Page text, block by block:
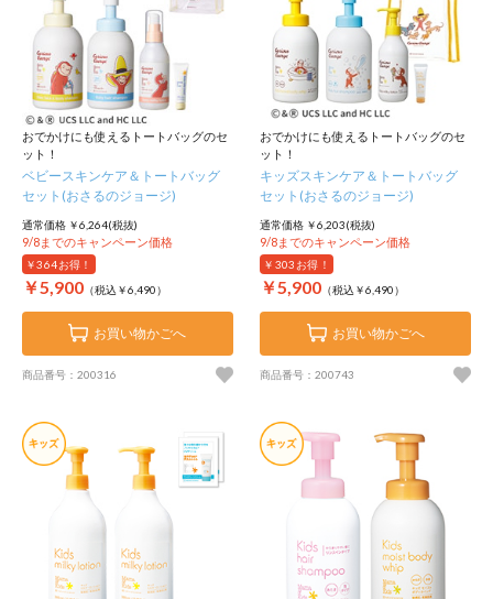
おでかけにも使えるトートバッグのセ
ット！
ベビースキンケア＆トートバッグ
セット(おさるのジョージ)
通常価格 ￥6,264(税抜)
9/8までのキャンペーン価格
￥364お得！
￥5,900 （税込￥6,490）
お買い物かごへ
商品番号：200316
おでかけにも使えるトートバッグのセ
ット！
キッズスキンケア＆トートバッグ
セット(おさるのジョージ)
通常価格 ￥6,203(税抜)
9/8までのキャンペーン価格
￥303 お得！
￥5,900 （税込￥6,490）
お買い物かごへ
商品番号：200743